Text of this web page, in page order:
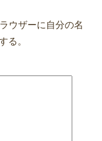
ウザーに自分の名
る。